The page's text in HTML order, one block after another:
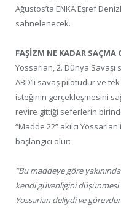
Ağustos’ta ENKA Eşref
sahnelenecek.
FAŞİZM NE KADAR SAÇMA
Yossarian, 2. Dünya Savaşı
ABD’li savaş pilotudur ve
isteğinin gerçekleşmesini
revire gittiği seferlerin
“Madde 22” akılcı Yossarian
başlangıcı olur:
“Bu maddeye göre
kendi güvenliğini düşünmesi
Yossarian deliydi ve